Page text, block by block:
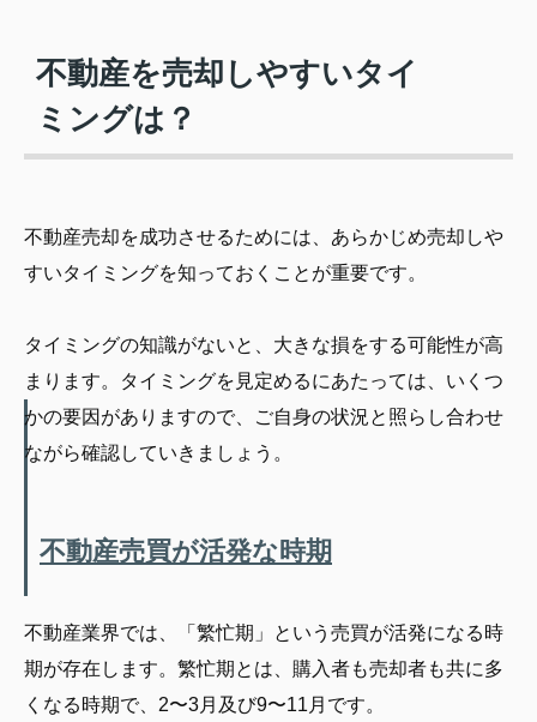
不動産を売却しやすいタイ
ミングは？
不動産売却を成功させるためには、あらかじめ売却しや
すいタイミングを知っておくことが重要です。
タイミングの知識がないと、大きな損をする可能性が高
まります。タイミングを見定めるにあたっては、いくつ
かの要因がありますので、ご自身の状況と照らし合わせ
ながら確認していきましょう。
不動産売買が活発な時期
不動産業界では、「繁忙期」という売買が活発になる時
期が存在します。繁忙期とは、購入者も売却者も共に多
くなる時期で、2〜3月及び9〜11月です。